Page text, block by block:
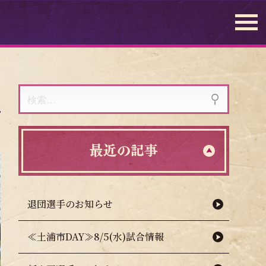
索:
最近の記事
退団選手のお知らせ
≪土浦市DAY≫8/5(水)試合情報